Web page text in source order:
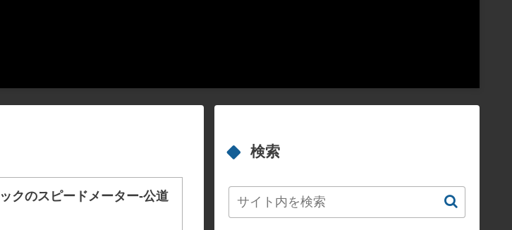
クのスピードメーター-公道
検索